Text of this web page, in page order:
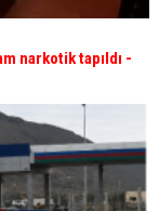
narkotik tapıldı -